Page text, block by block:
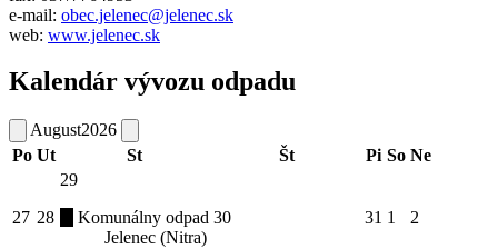
e-mail: obec.jelenec@jelenec.sk
web: www.jelenec.sk
Kalendár vývozu odpadu
August2026
Po Ut St Št Pi So Ne
27 28
29
Komunálny odpad
Jelenec (Nitra)
30 31 1 2